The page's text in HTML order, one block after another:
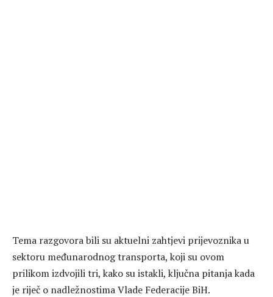
Tema razgovora bili su aktuelni zahtjevi prijevoznika u
sektoru međunarodnog transporta, koji su ovom
prilikom izdvojili tri, kako su istakli, ključna pitanja kada
je riječ o nadležnostima Vlade Federacije BiH.